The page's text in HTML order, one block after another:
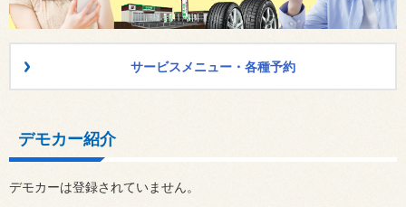
サービスメニュー・各種予約
デモカー紹介
デモカーは登録されていません。